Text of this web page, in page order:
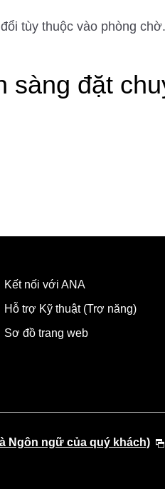
tùy thuộc vào phòng chờ.
sàng đặt
Kết nối với ANA
Hỗ trợ Kỹ thuật (Trợ năng)
Sơ đồ trang web
Ngôn ngữ của quý khách)